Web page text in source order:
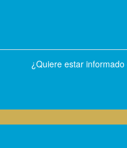
¿Quiere estar